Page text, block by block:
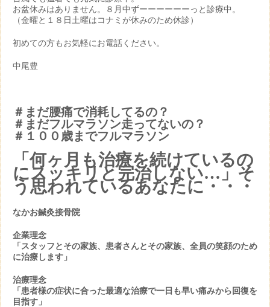
お盆休みはありません。８月中ずーーーーーーっと診療中。
（金曜と１８日土曜はコナミが休みのため休診）
初めての方もお気軽にお電話ください。
中尾豊
＃まだ腰痛で消耗してるの？
＃まだフルマラソン走ってないの？
＃１００歳までフルマラソン
「何ヶ月も治療を続けているの
にスッキリと完治しない…」そ
う思われているあなたに・・・
なかお鍼灸接骨院
企業理念
「スタッフとその家族、患者さんとその家族、全員の笑顔のため
に治療します」
治療理念
「患者様の症状に合った最適な治療で一日も早い痛みから回復を
目指す」